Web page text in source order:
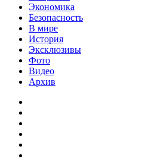
Экономика
Безопасность
В мире
История
Эксклюзивы
Фото
Видео
Архив